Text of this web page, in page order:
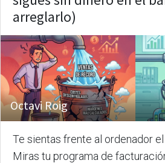
arreglarlo)
Octavi Roig
Te sientas frente al ordenador el
Miras tu programa de